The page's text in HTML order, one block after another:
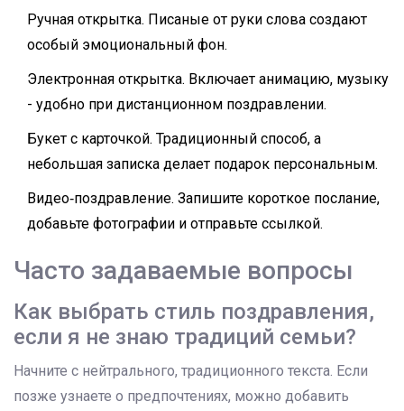
Ручная открытка. Писаные от руки слова создают
особый эмоциональный фон.
Электронная открытка. Включает анимацию, музыку
- удобно при дистанционном поздравлении.
Букет с карточкой. Традиционный способ, а
небольшая записка делает подарок персональным.
Видео‑поздравление. Запишите короткое послание,
добавьте фотографии и отправьте ссылкой.
Часто задаваемые вопросы
Как выбрать стиль поздравления,
если я не знаю традиций семьи?
Начните с нейтрального, традиционного текста. Если
позже узнаете о предпочтениях, можно добавить